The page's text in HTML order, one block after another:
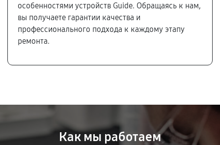
особенностями устройств Guide. Обращаясь к нам,
вы получаете гарантии качества и
профессионального подхода к каждому этапу
ремонта.
Как мы работаем